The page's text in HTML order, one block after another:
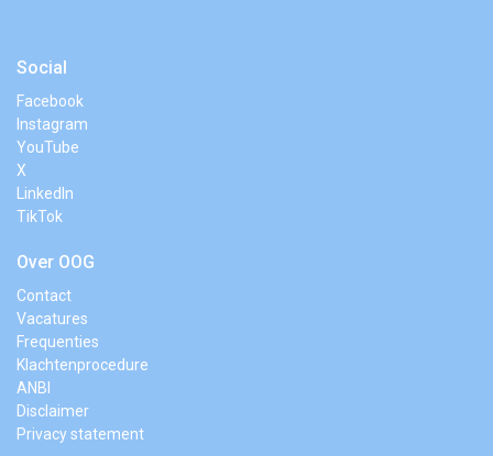
Social
Facebook
Instagram
YouTube
X
LinkedIn
TikTok
Over OOG
Contact
Vacatures
Frequenties
Klachtenprocedure
ANBI
Disclaimer
Privacy statement